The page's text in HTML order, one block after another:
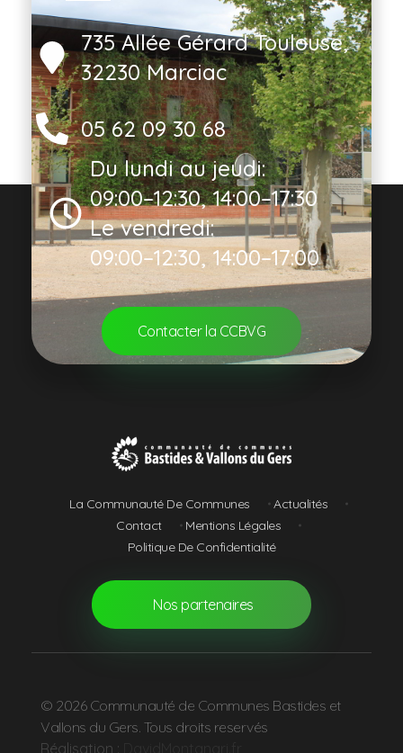
735 Allée Gérard Toulouse,
32230 Marciac
05 62 09 30 68
Du lundi au jeudi:
09:00–12:30, 14:00–17:30
Le vendredi:
09:00–12:30, 14:00–17:00
Contacter la CCBVG
La Communauté De Communes
Actualités
Contact
Mentions Légales
Politique De Confidentialité
Nos partenaires
© 2026 Communauté de Communes Bastides et
Vallons du Gers. Tous droits reservés
Réalisation :